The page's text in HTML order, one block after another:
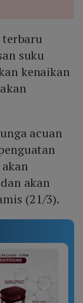
terbaru
suku
kenaikan
acuan
akan
(21/3).